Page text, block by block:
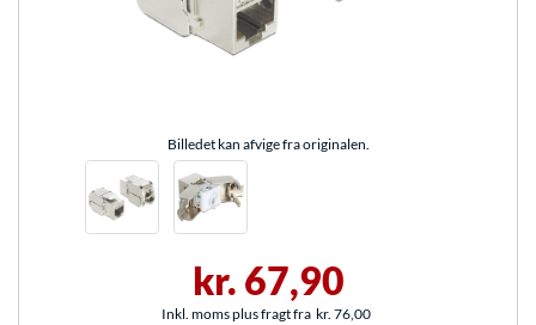
Billedet kan afvige fra originalen.
kr. 67,90
Inkl. moms plus fragt fra kr. 76,00